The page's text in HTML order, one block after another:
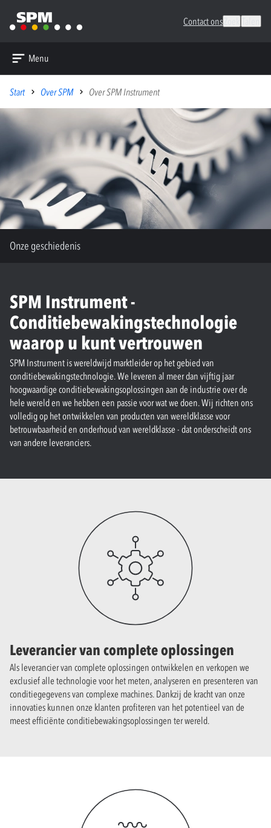
Contact ons
Menu
Start Over SPM Over SPM Instrument
Onze geschiedenis
SPM Instrument -
Conditiebewakingstechnologie
waarop u kunt vertrouwen
SPM Instrument is wereldwijd marktleider op het gebied van
conditiebewakingstechnologie. We leveren al meer dan vijftig jaar
hoogwaardige conditiebewakingsoplossingen aan de industrie over de
hele wereld en we hebben een passie voor wat we doen. Wij richten ons
volledig op het ontwikkelen van producten van wereldklasse voor
betrouwbaarheid en onderhoud van wereldklasse - dat onderscheidt ons
van andere leveranciers.
Leverancier van complete oplossingen
Als leverancier van complete oplossingen ontwikkelen en verkopen we
exclusief alle technologie voor het meten, analyseren en presenteren van
conditiegegevens van complexe machines. Dankzij de kracht van onze
innovaties kunnen onze klanten profiteren van het potentieel van de
meest efficiënte conditiebewakingsoplossingen ter wereld.